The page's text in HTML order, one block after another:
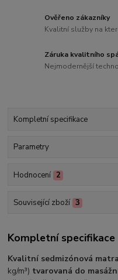
Ověřeno zákazníky
Kvalitní služby na
Záruka kvalitního
Nejmodernější
Kompletní specifikace
Parametry
Hodnocení 2
Související zboží 3
Kompletní specifikace
Kvalitní sedmizónová
kg/m³) tvarovaná do